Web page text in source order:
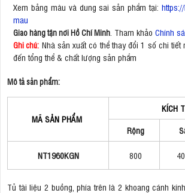
Xem bảng màu và dung sai sản phẩm tại:
mau
Giao hàng tận nơi Hồ Chí Minh . Tham khảo Chính
Ghi chú: Nhà sản xuất có thể thay đổi 1 số chi tiết
đến tổng thể & chất lượng sản phẩm
Mô tả sản phẩm:
MÃ SẢN PHẨM
KÍCH
Rộng
NT1960KGN 800
Tủ tài liệu 2 buồng, phía trên là 2 khoang cánh